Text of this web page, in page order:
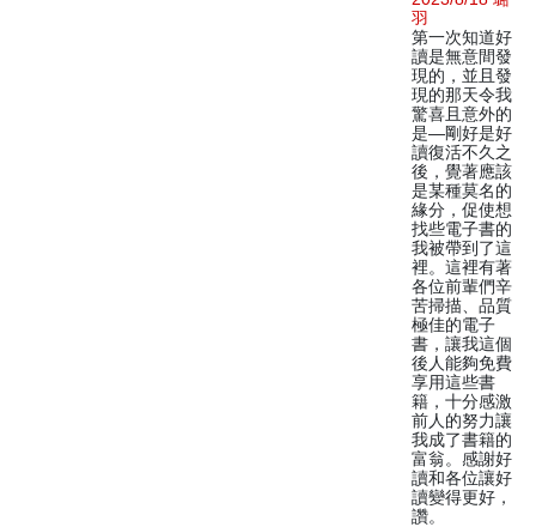
羽
第一次知道好
讀是無意間發
現的，並且發
現的那天令我
驚喜且意外的
是—剛好是好
讀復活不久之
後，覺著應該
是某種莫名的
緣分，促使想
找些電子書的
我被帶到了這
裡。這裡有著
各位前輩們辛
苦掃描、品質
極佳的電子
書，讓我這個
後人能夠免費
享用這些書
籍，十分感激
前人的努力讓
我成了書籍的
富翁。感謝好
讀和各位讓好
讀變得更好，
讚。